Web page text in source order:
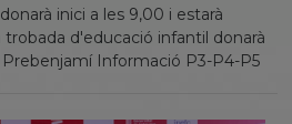
inici a les 9,00 i estarà
trobada d'educació infantil donarà
Prebenjamí Informació P3-P4-P5